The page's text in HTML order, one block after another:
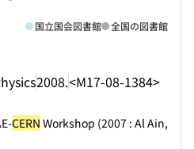
2008.<M17-08-1384>
国立国会図書館 全国の図書館
CERN Workshop (2007 : Al Ain,